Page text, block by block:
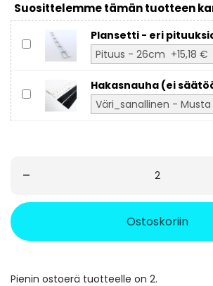
Suosittelemme tämän tuotteen
Plansetti - eri
Hakasnauha (ei
–
Ostoskoriin
Pienin ostoerä tuotteelle on 2.